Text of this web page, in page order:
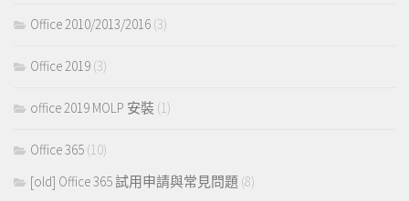
Office 2010/2013/2016 (3)
Office 2019 (3)
office 2019 MOLP 安裝 (1)
Office 365 (10)
[old] Office 365 試用申請與常見問題 (8)